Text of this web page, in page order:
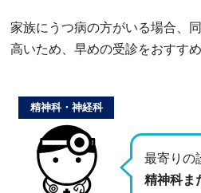
家族にうつ病の方がいる場合、
高いため、早めの受診をおすすめ
最寄りの
精神科ま
精神科・神経科